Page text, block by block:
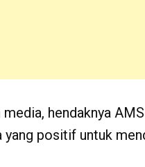
hendaknya
positif untuk